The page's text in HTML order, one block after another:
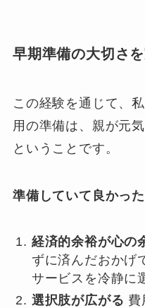
早期準備の大切さ
この経験を通じて、
用の準備は、親が元
ということです。
準備していて良かっ
経済的余裕が心の
ずに済んだおかげ
サービスを冷静に
選択肢が広がる 費